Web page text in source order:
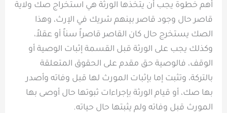
أهم خطوة يجب أن يتخذها الورثة هي استخراج صك ولاية
قاصر حال وجود قاصر بينهم شريك في الإرث، وهذا
الصك يستخرج حال كان القاصر قاصراً سناً أو عقلاً،
وكذلك يجب على الورثة قبل القسمة إثبات الوصية أو
الوقف، فالوصية حق مقدم على الحقوق المتعلقة
بالتركة، وتثبت إما بإثبات المورث لها قبل وفاته وأصدر
بها صك، أو قيام الورثة بإجراءات ثبوتها حال أوصى بها
المورث قبل وفاته ولم يثبتها حال حياته.